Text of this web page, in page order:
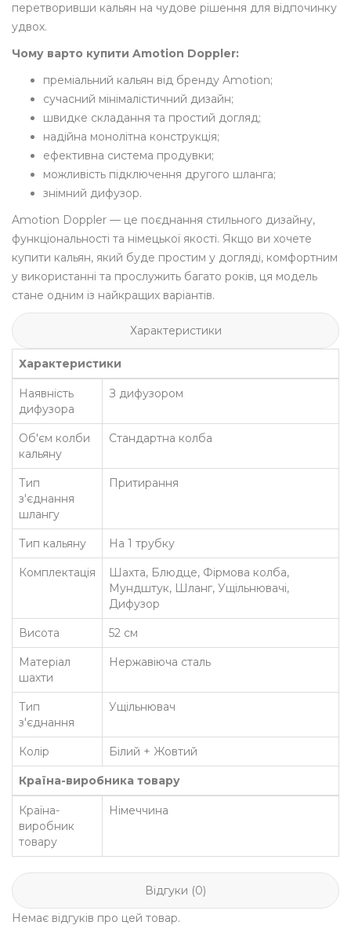
перетворивши кальян на чудове рішення для відпочинку
удвох.
Чому варто купити Amotion Doppler:
преміальний кальян від бренду Amotion;
сучасний мінімалістичний дизайн;
швидке складання та простий догляд;
надійна монолітна конструкція;
ефективна система продувки;
можливість підключення другого шланга;
знімний дифузор.
Amotion Doppler — це поєднання стильного дизайну,
функціональності та німецької якості. Якщо ви хочете
купити кальян, який буде простим у догляді, комфортним
у використанні та прослужить багато років, ця модель
стане одним із найкращих варіантів.
Характеристики
Характеристики
Наявність
дифузора
З дифузором
Об'єм колби
кальяну
Стандартна колба
Тип
з'єднання
шлангу
Притирання
Тип кальяну На 1 трубку
Комплектація
Шахта, Блюдце, Фірмова колба,
Мундштук, Шланг, Ущільнювачі,
Дифузор
Висота 52 см
Матеріал
шахти
Нержавіюча сталь
Тип
з'єднання
Ущільнювач
Колір Білий + Жовтий
Країна-виробника товару
Країна-
виробник
товару
Німеччина
Відгуки (0)
Немає відгуків про цей товар.